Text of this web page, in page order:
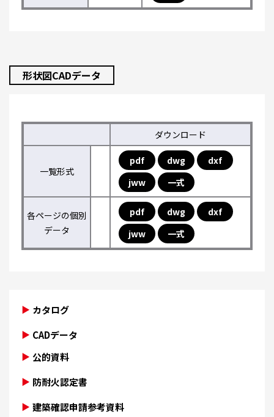
形状図CADデータ
ダウンロード
一覧形式
pdf dwg
dxf
jww
一式
各ページの個別
データ
pdf dwg
dxf
jww
一式
カタログ
CADデータ
公的資料
防耐火認定書
建築確認申請参考資料